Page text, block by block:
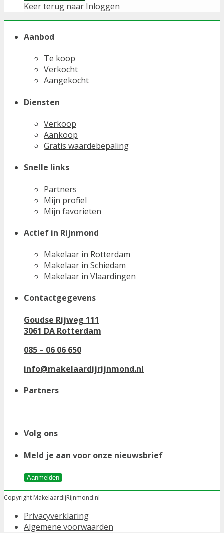
Keer terug naar Inloggen
Aanbod
Te koop
Verkocht
Aangekocht
Diensten
Verkoop
Aankoop
Gratis waardebepaling
Snelle links
Partners
Mijn profiel
Mijn favorieten
Actief in Rijnmond
Makelaar in Rotterdam
Makelaar in Schiedam
Makelaar in Vlaardingen
Contactgegevens
Goudse Rijweg 111
3061 DA Rotterdam
085 – 06 06 650
info@makelaardijrijnmond.nl
Partners
Volg ons
Meld je aan voor onze nieuwsbrief
Aanmelden
Copyright MakelaardijRijnmond.nl
Privacyverklaring
Algemene voorwaarden